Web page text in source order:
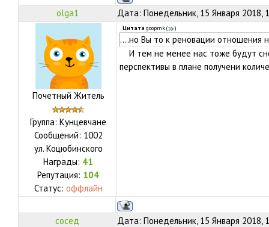
olga1 Дата: Понедельник, 15 Января 2018,
Почетный Житель
Группа: Кунцевчане
Сообщений: 1002
ул. Коцюбинского
Награды: 41
Репутация: 104
Статус: оффлайн
Цитата goopmk( )
....но Вы то к реновации отношения
И тем не менее нас тоже будут
перспективы в плане получени
сосед Дата: Понедельник, 15 Января 2018,